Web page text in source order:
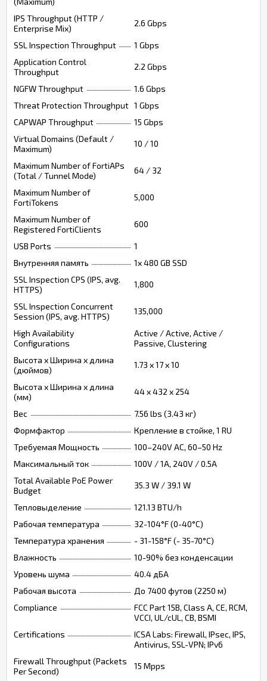
IPS Throughput (HTTP /
Enterprise Mix)
2.6 Gbps
SSL Inspection Throughput
1 Gbps
Application Control
Throughput
2.2 Gbps
NGFW Throughput
1.6 Gbps
Threat Protection Throughput 1 Gbps
CAPWAP Throughput
15 Gbps
Virtual Domains (Default /
Maximum)
10 / 10
Maximum Number of FortiAPs
(Total / Tunnel Mode)
64 / 32
Maximum Number of
FortiTokens
5,000
Maximum Number of
Registered FortiClients
600
USB Ports
1
Внутренняя память
1x 480 GB SSD
SSL Inspection CPS (IPS, avg.
HTTPS)
1,800
SSL Inspection Concurrent
Session (IPS, avg. HTTPS)
135,000
High Availability
Configurations
Active / Active, Active /
Passive, Clustering
Высота x Ширина х длина
(дюймов)
1.73 x 17 x 10
Высота x Ширина х длина
(мм)
44 x 432 x 254
Вес
7.56 lbs (3.43 кг)
Формфактор
Крепление в стойке, 1 RU
Требуемая Мощность
100–240V AC, 60–50 Hz
Максимальный ток
100V / 1A, 240V / 0.5A
Total Available PoE Power
Budget
35.3 W / 39.1 W
Тепловыделение
121.13 BTU/h
Рабочая температура
32-104°F (0-40°C)
Температура хранения
- 31-158°F (- 35-70°C)
Влажность
10-90% без конденсации
Уровень шума
40.4 дБА
Рабочая высота
До 7400 футов (2250 м)
Compliance
FCC Part 15B, Class A, CE, RCM,
VCCI, UL/cUL, CB, BSMI
Certifications
ICSA Labs: Firewall, IPsec, IPS,
Antivirus, SSL-VPN; IPv6
Firewall Throughput (Packets
Per Second)
15 Mpps